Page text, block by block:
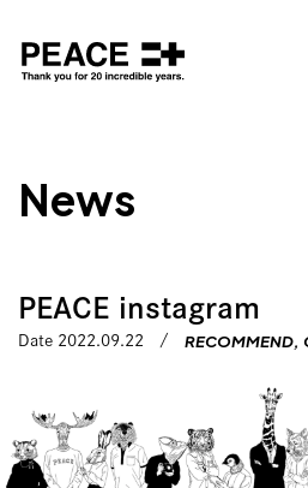
News
PEACE instagram
Date 2022.09.22 RECOMMEND